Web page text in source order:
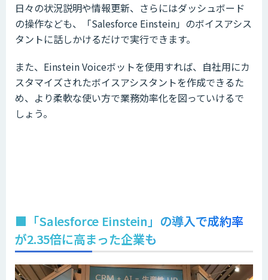
日々の状況説明や情報更新、さらにはダッシュボード
の操作なども、「Salesforce Einstein」のボイスアシス
タントに話しかけるだけで実行できます。
また、Einstein Voiceボットを使用すれば、自社用にカ
スタマイズされたボイスアシスタントを作成できるた
め、より柔軟な使い方で業務効率化を図っていけるで
しょう。
■「Salesforce Einstein」の導入で成約率
が2.35倍に高まった企業も